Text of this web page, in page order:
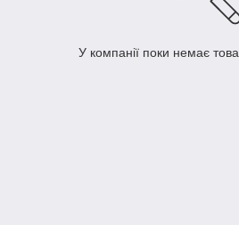
У компанії поки немає